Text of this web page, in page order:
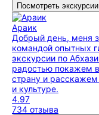
Посмотреть
Араик
Добрый день, меня
командой опытных
экскурсии по
радостью покажем
страну и расскажем
и культуре.
4.97
734 отзыва